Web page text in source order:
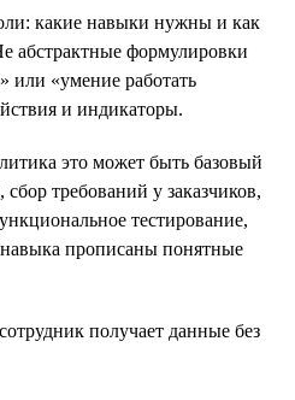
какие навыки нужны и как
абстрактные формулировки
или «умение работать
и индикаторы.
это может быть базовый
требований у заказчиков,
тестирование,
прописаны понятные
получает данные без